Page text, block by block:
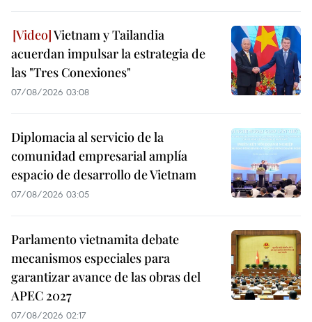
Vietnam y Tailandia
acuerdan impulsar la estrategia de
las "Tres Conexiones"
07/08/2026 03:08
Diplomacia al servicio de la
comunidad empresarial amplía
espacio de desarrollo de Vietnam
07/08/2026 03:05
Parlamento vietnamita debate
mecanismos especiales para
garantizar avance de las obras del
APEC 2027
07/08/2026 02:17